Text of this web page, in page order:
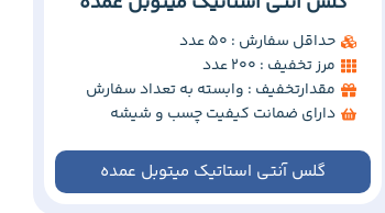
حداقل سفارش : 50 عدد
مرز تخفیف : 200 عدد
مقدارتخفیف : وابسته به تعداد سفارش
دارای ضمانت کیفیت چسب و شیشه
گلس آنتی استاتیک میتوبل عمده